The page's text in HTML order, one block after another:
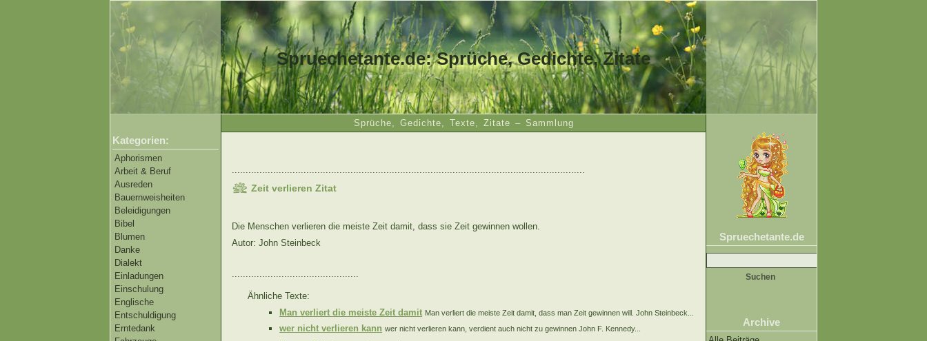
Spruechetante.de: Sprüche, Gedichte, Zitate
Sprüche, Gedichte, Texte, Zitate – Sammlung
Kategorien:
Aphorismen
Arbeit & Beruf
Ausreden
Bauernweisheiten
Beleidigungen
Bibel
Blumen
Danke
Dialekt
Einladungen
Einschulung
Englische
Entschuldigung
Erntedank
Spruechetante.de
Suche
nach:
Archive
................................................................................................................................
Zeit verlieren Zitat
Die Menschen verlieren die meiste Zeit damit, dass sie Zeit gewinnen wollen.
Autor: John Steinbeck
Ähnliche Texte:
Man verliert die meiste Zeit damit Man verliert die meiste Zeit damit, dass man Zeit gewinnen will. John Steinbeck...
wer nicht verlieren kann wer nicht verlieren kann, verdient auch nicht zu gewinnen John F. Kennedy...